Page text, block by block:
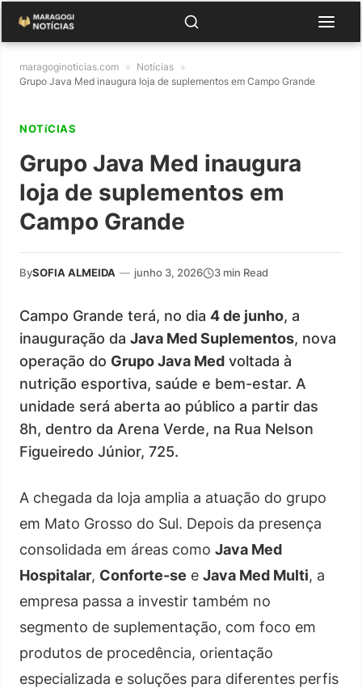
maragoginoticias.com » Notícias »
Grupo Java Med inaugura loja de suplementos em Campo Grande
NOTíCIAS
Grupo Java Med inaugura
loja de suplementos em
Campo Grande
BySOFIA ALMEIDA — junho 3, 2026 3 min Read
Campo Grande terá, no dia 4 de junho, a
inauguração da Java Med Suplementos, nova
operação do Grupo Java Med voltada à
nutrição esportiva, saúde e bem-estar. A
unidade será aberta ao público a partir das
8h, dentro da Arena Verde, na Rua Nelson
Figueiredo Júnior, 725.
A chegada da loja amplia a atuação do grupo
em Mato Grosso do Sul. Depois da presença
consolidada em áreas como Java Med
Hospitalar, Conforte-se e Java Med Multi, a
empresa passa a investir também no
segmento de suplementação, com foco em
produtos de procedência, orientação
especializada e soluções para diferentes perfis